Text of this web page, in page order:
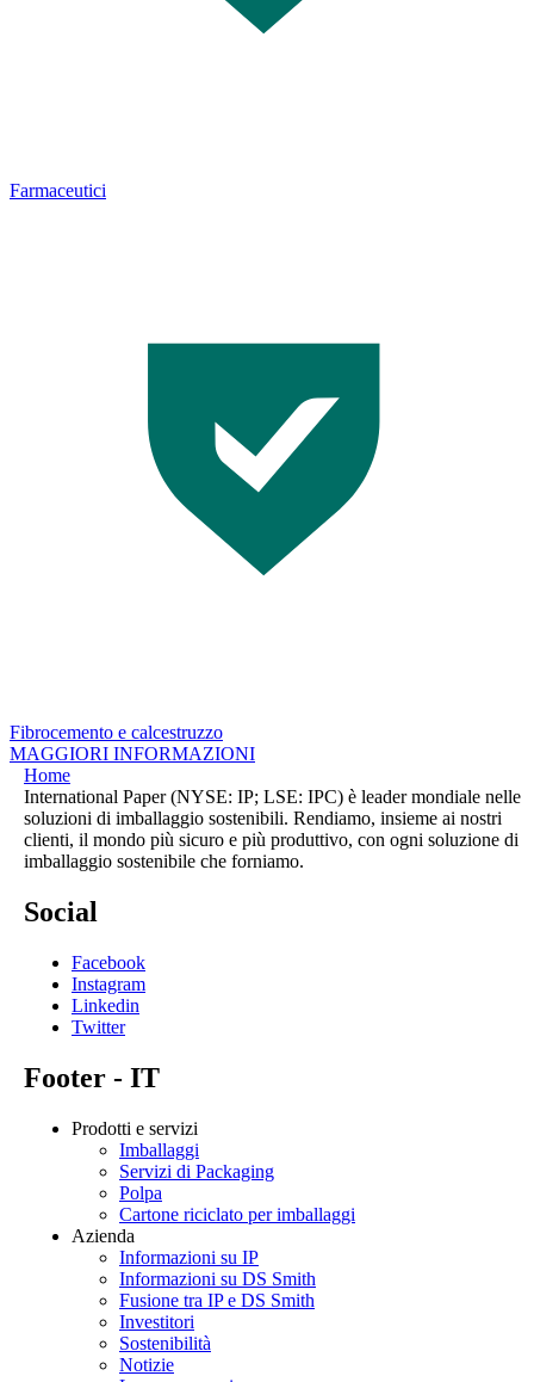
Farmaceutici
Fibrocemento e calcestruzzo
MAGGIORI INFORMAZIONI
Home
International Paper (NYSE: IP; LSE: IPC) è leader mondiale nelle
soluzioni di imballaggio sostenibili. Rendiamo, insieme ai nostri
clienti, il mondo più sicuro e più produttivo, con ogni soluzione di
imballaggio sostenibile che forniamo.
Social
Facebook
Instagram
Linkedin
Twitter
Footer - IT
Prodotti e servizi
Imballaggi
Servizi di Packaging
Polpa
Cartone riciclato per imballaggi
Azienda
Informazioni su IP
Informazioni su DS Smith
Fusione tra IP e DS Smith
Investitori
Sostenibilità
Notizie